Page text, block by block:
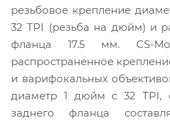
резьбовое крепление
32 TPI (резьба на дюйм) и
фланца 17.5 мм. CS-
распространенное
и варифокальных
диаметр 1 дюйм с 32 TPI,
заднего фланца